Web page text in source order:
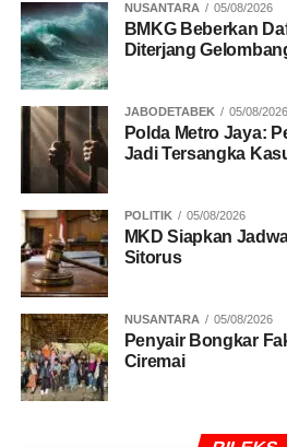
NUSANTARA 05/08/2026
BMKG Beberkan
Diterjang
JABODETABEK 05/08/2026
Polda Metro Jaya:
Jadi Tersangka
POLITIK 05/08/2026
MKD Siapkan
Sitorus
NUSANTARA 05/08/2026
Penyair Bongkar
Ciremai